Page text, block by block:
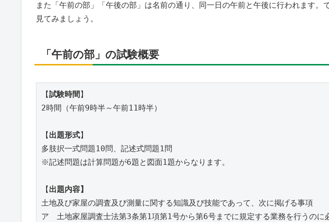
また「午前の部」「午後の部」は名前の通り、同一日の午前と午後に行われます。
見てみましょう。
「午前の部」の試験概要
【試験時間 】
2時間（午前9時半～午前11時半）
【 出題形式】
多肢択一式問題10問、記述式問題1問
※記述問題は計算問題が6題と図面1題からなります。
【 出題内容】
土地及び家屋の調査及び測量に関する知識及び技能であって、次に掲げる事項
ア　土地家屋調査士法第3条第1項第1号から第6号までに規定する業務を行うのに